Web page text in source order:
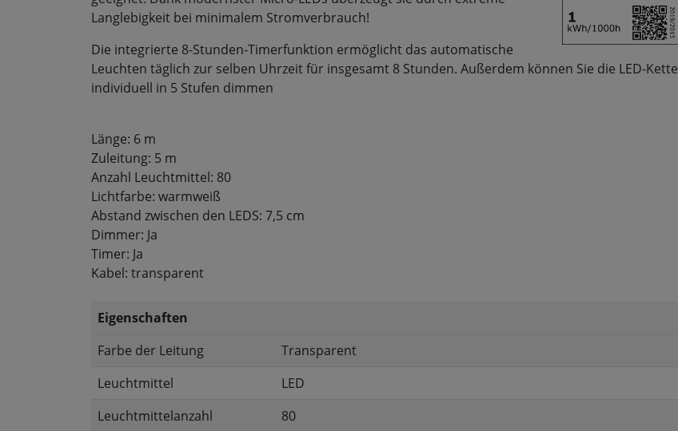
Langlebigkeit bei minimalem Stromverbrauch!
Die integrierte 8-Stunden-Timerfunktion ermöglicht das automatische
Leuchten täglich zur selben Uhrzeit für insgesamt 8 Stunden. Außerdem können Sie die LED-Kette
individuell in 5 Stufen dimmen
Länge: 6 m
Zuleitung: 5 m
Anzahl Leuchtmittel: 80
Lichtfarbe: warmweiß
Abstand zwischen den LEDS: 7,5 cm
Dimmer: Ja
Timer: Ja
Kabel: transparent
Eigenschaften
Farbe der Leitung
Transparent
Leuchtmittel
LED
Leuchtmittelanzahl
80